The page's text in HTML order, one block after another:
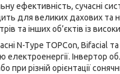
ефективність, сучасні
для великих дахових та
та інших об’єктів із
N-Type TOPCon, Bifacial
електроенергії.
при різній орієнтації